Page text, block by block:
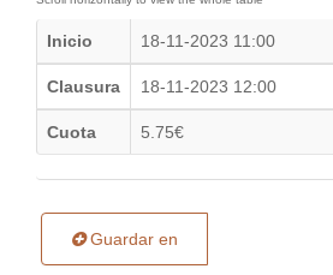
Inicio 18-11-2023 11:00
Clausura 18-11-2023 12:00
Cuota 5.75€
Guardar en